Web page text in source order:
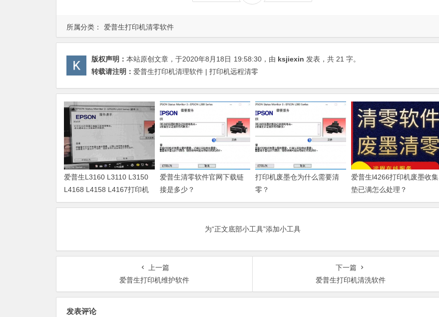
所属分类： 爱普生打印机清零软件
版权声明： 本站原创文章，于2020年8月18日 19:58:30 ，由 ksjiexin 发表，共 21 字。
转载请注明： 爱普生打印机清理软件 | 打印机远程清零
爱普生L3160 L3110 L3150
L4168 L4158 L4167打印机
废墨清零软件
爱普生清零软件官网下载链
接是多少？
打印机废墨仓为什么需要清
零？
爱普生l4266打印机废墨收集
垫已满怎么处理？
为“正文底部小工具”添加小工具
上一篇
爱普生打印机维护软件
下一篇
爱普生打印机清洗软件
发表评论